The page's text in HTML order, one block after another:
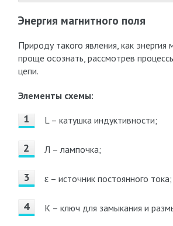
Энергия магнитного поля
Природу такого явления, как энергия
проще осознать, рассмотрев
цепи.
Элементы схемы:
L – катушка индуктивности;
Л – лампочка;
ε – источник постоянного тока;
К – ключ для замыкания и